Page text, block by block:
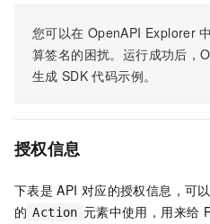
您可以在 OpenAPI Explorer
算签名的困扰。运行成功后，
生成 SDK 代码示例。
授权信息
下表是 API 对应的授权信息，可
的 Action 元素中使用，用来给